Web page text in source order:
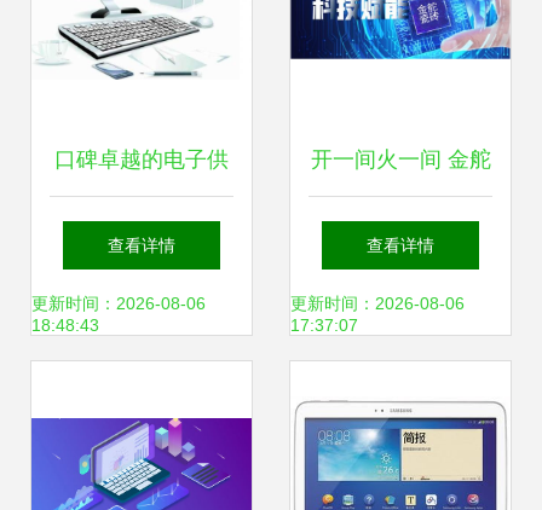
口碑卓越的电子供
应商如何在计算机
软件咨询领域引领
查看详情
更新时间：2026-08-06
18:48:43
开一间火一间 金舵
又有2间新店盛装
起航，打造全链路
查看详情
更新时间：2026-08-06
17:37:07